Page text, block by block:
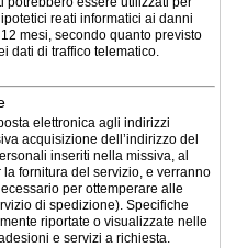
reati informatici ai danni
mesi, secondo quanto previsto
dati di traffico telematico.
elettronica agli indirizzi
acquisizione dell’indirizzo del
inseriti nella missiva, al
fornitura del servizio, e verranno
per ottemperare alle
di spedizione). Specifiche
riportate o visualizzate nelle
e servizi a richiesta.